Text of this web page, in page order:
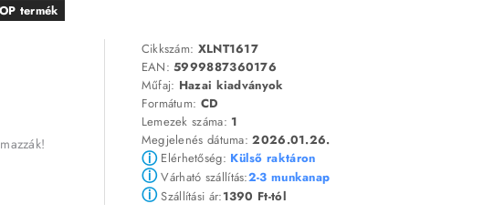
termék
Cikkszám: XLNT1617
EAN:5999887360176
Műfaj: Hazai kiadványok
Formátum: CD
Lemezek száma: 1
Megjelenés dátuma:2026.01.26.
ⓘElérhetőség: Külső raktáron
ⓘVárható szállítás:2-3 munkanap
ⓘSzállítási ár:1390 Ft-tól